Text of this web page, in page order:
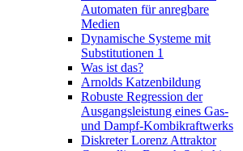
Automaten für anregbare
Medien
Dynamische Systeme mit
Substitutionen 1
Was ist das?
Arnolds Katzenbildung
Robuste Regression der
Ausgangsleistung eines Gas-
und Dampf-Kombikraftwerks
Diskreter Lorenz Attraktor